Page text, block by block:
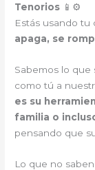
Tenorios 📱⚙️
Estás usando
apaga, se
Sabemos lo que
como tú a
es su
familia o
pensando que
Lo que no